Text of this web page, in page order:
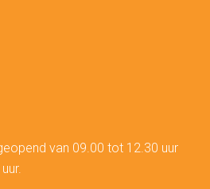
van 09.00 tot 12.30 uur